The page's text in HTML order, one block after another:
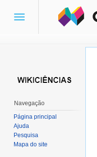
Toggle
Navegação
Página principal
Ajuda
Pesquisa
Mapa do site